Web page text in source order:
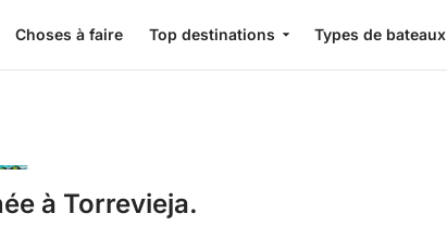
Choses à faire Top destinations Types de bateaux
à Torrevieja.